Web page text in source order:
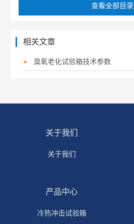
查看全部目录
相关文章
臭氧老化试验箱技术参数
关于我们
关于我们
产品中心
冷热冲击试验箱